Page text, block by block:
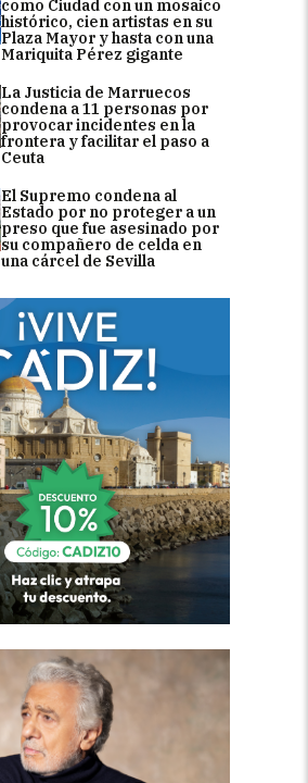
como Ciudad con un mosaico
histórico, cien artistas en su
Plaza Mayor y hasta con una
Mariquita Pérez gigante
La Justicia de Marruecos
condena a 11 personas por
provocar incidentes en la
frontera y facilitar el paso a
Ceuta
El Supremo condena al
Estado por no proteger a un
preso que fue asesinado por
su compañero de celda en
una cárcel de Sevilla